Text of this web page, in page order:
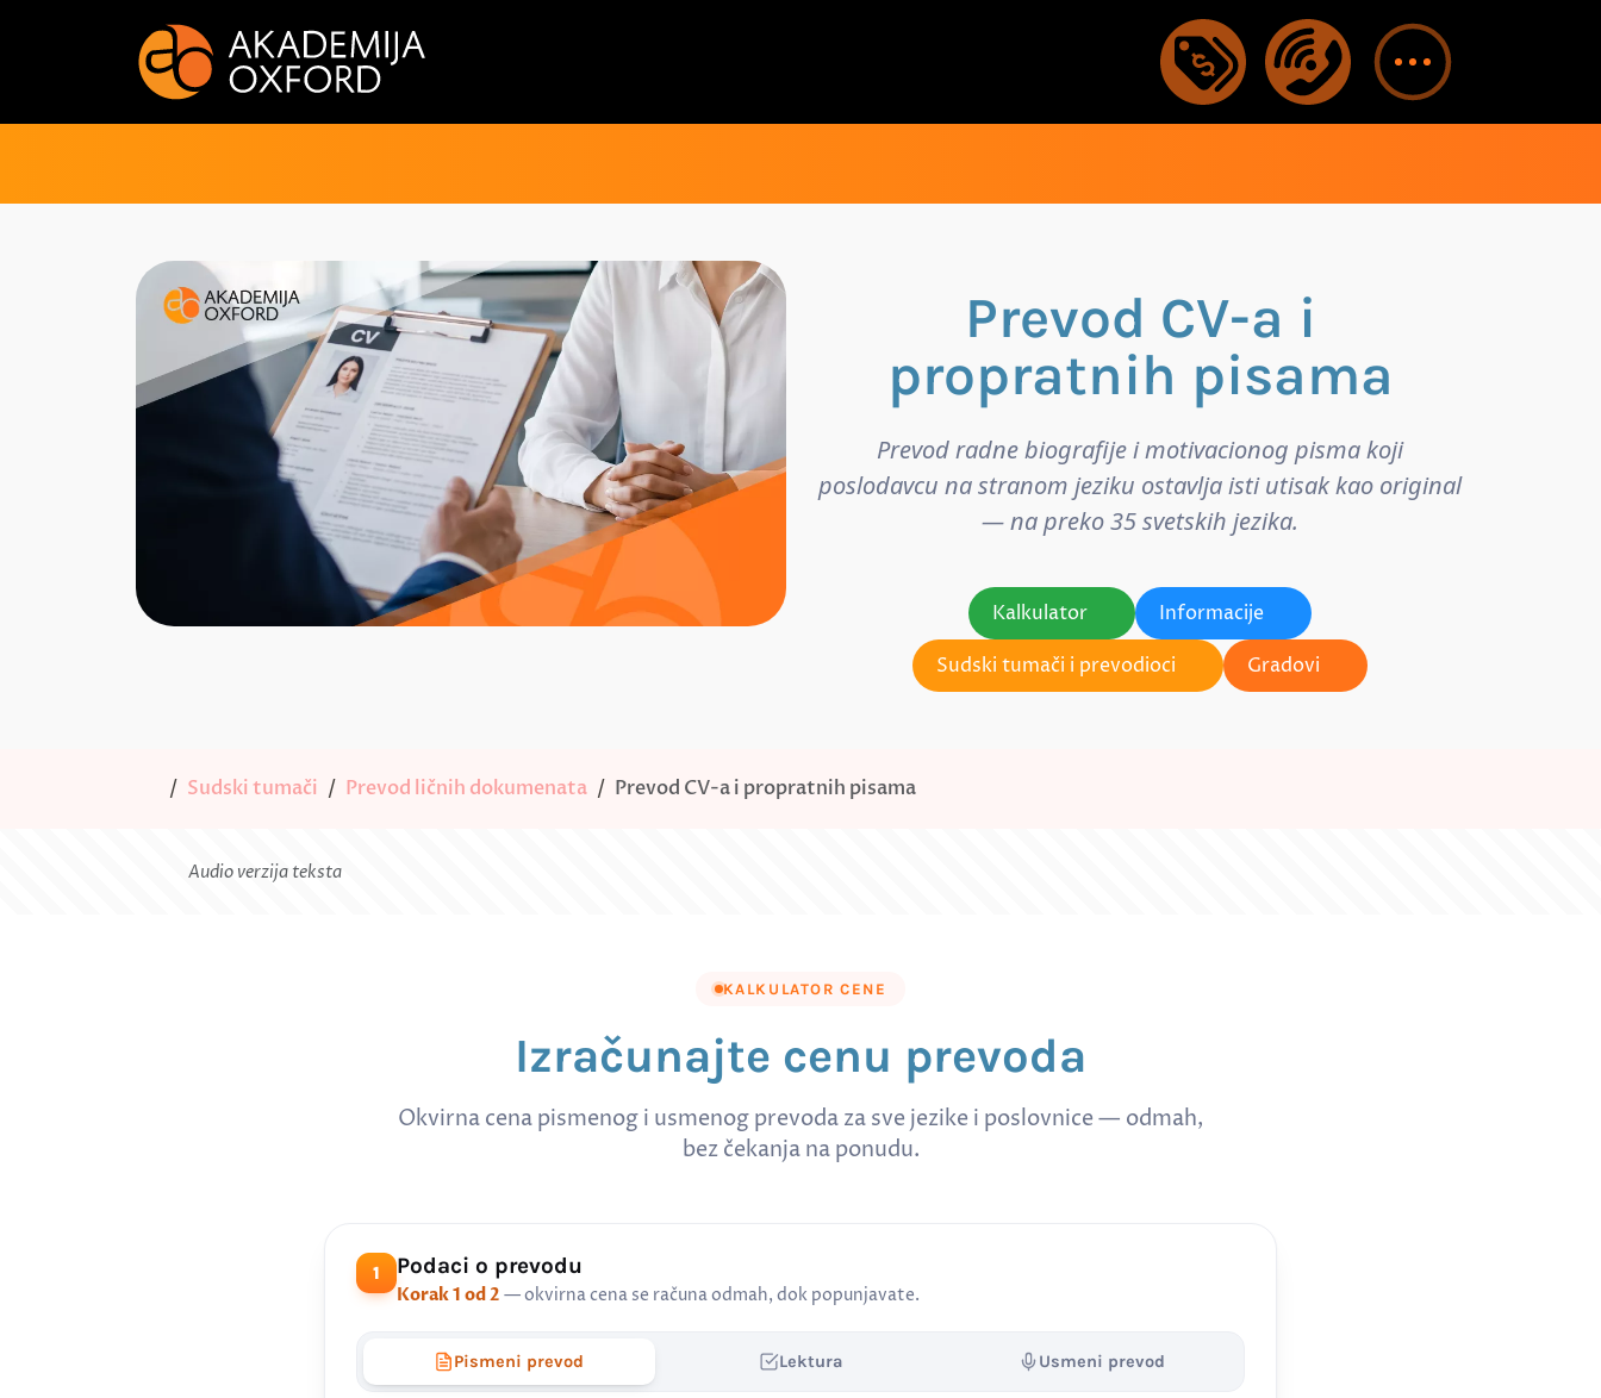
Prevod CV-a i
propratnih pisama
Prevod radne biografije i motivacionog pisma koji
poslodavcu na stranom jeziku ostavlja isti utisak kao original
— na preko 35 svetskih jezika.
Kalkulator
Informacije
Sudski tumači i prevodioci
Gradovi
Sudski tumači Prevod ličnih dokumenata Prevod CV-a i propratnih pisama
Audio verzija teksta
KALKULATOR CENE
Izračunajte cenu prevoda
Okvirna cena pismenog i usmenog prevoda za sve jezike i poslovnice — odmah,
bez čekanja na ponudu.
1 Podaci o prevodu
Korak 1 od 2 — okvirna cena se računa odmah, dok popunjavate.
Pismeni prevod Lektura Usmeni prevod